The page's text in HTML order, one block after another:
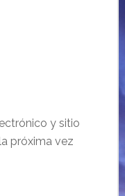
y sitio
próxima vez